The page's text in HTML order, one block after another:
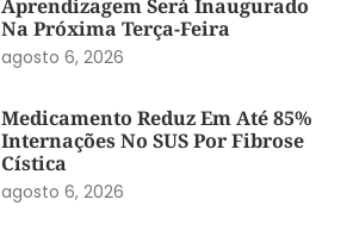
Aprendizagem Será Inaugurado
Na Próxima Terça-Feira
agosto 6, 2026
Medicamento Reduz Em Até 85%
Internações No SUS Por Fibrose
Cística
agosto 6, 2026